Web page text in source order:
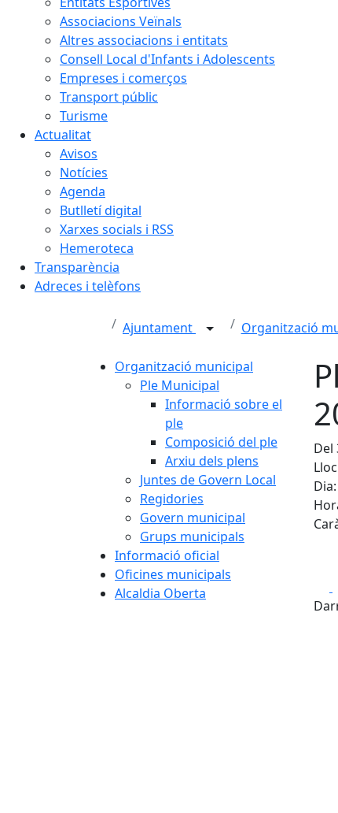
Associacions Veïnals
Altres associacions i entitats
Consell Local d'Infants i Adolescents
Empreses i comerços
Transport públic
Turisme
Actualitat
Avisos
Notícies
Agenda
Butlletí digital
Xarxes socials i RSS
Hemeroteca
Transparència
Adreces i telèfons
Ajuntament Organització
Organització municipal
Ple Municipal
Informació sobre el
ple
Composició del ple
Arxiu dels plens
Juntes de Govern Local
Regidories
Govern municipal
Grups municipals
Informació oficial
Oficines municipals
Alcaldia Oberta
Del